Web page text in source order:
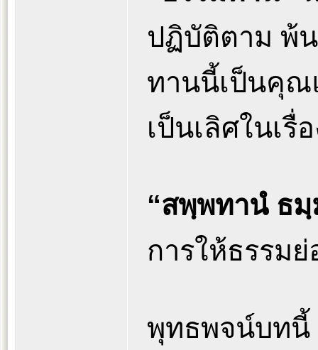
ปฏิบัติตาม พ้น
ทานนี้เป็นคุณ
เป็นเลิศในเรื่
“สพฺพทานํ ธ
การให้ธรรม
พุทธพจน์บทนี้